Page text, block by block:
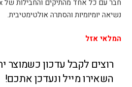
נשיאה יומיומיות והסתרה אולטימטיבית.
המלאי אזל
רוצים לקבל עדכון כשמוצר
השאירו מייל ונעדכן אתכם!